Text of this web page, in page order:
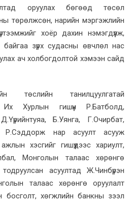
оруулах бөгөөд төсөл
төрөлжсөн, нарийн мэргэжлийн
хоёр дахин нэмэгдүүлж,
зүрх судасны өвчлөл нас
ач холбогдолтой хэмээн сайд
төслийн танилцуулгатай
Хурлын гишүүн Р.Батболд,
Б.Уянга, Г.Очирбат,
Р.Сэддорж нар асуулт асууж
хэсгийг гишүүдээс хариулт,
Монголын талаас хөрөнгө
асуултад Ж.Чинбүрэн
талаас хөрөнгө оруулалт
босголт, хөгжлийн банкны зээл